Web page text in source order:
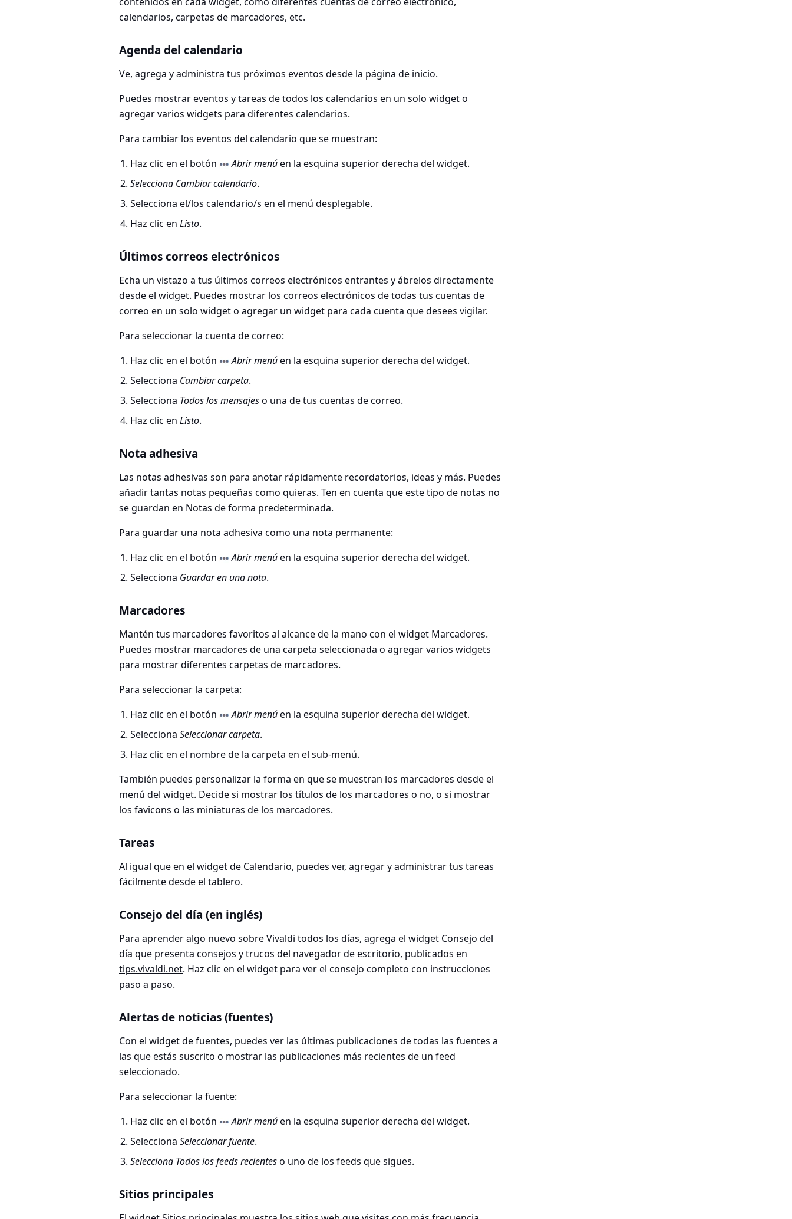
calendarios, carpetas de marcadores, etc.
Agenda del calendario
Ve, agrega y administra tus próximos eventos desde la página de inicio.
Puedes mostrar eventos y tareas de todos los calendarios en un solo widget o
agregar varios widgets para diferentes calendarios.
Para cambiar los eventos del calendario que se muestran:
Haz clic en el botón
Abrir menúen la esquina superior derecha del widget.
Selecciona Cambiar calendario.
Selecciona el/los calendario/s en el menú desplegable.
Haz clic enListo.
Últimos correos electrónicos
Echa un vistazo a tus últimos correos electrónicos entrantes y ábrelos directamente
desde el widget. Puedes mostrar los correos electrónicos de todas tus cuentas de
correo en un solo widget o agregar un widget para cada cuenta que desees vigilar.
Para seleccionar la cuenta de correo:
Haz clic en el botón
Abrir menúen la esquina superior derecha del widget.
Selecciona Cambiar carpeta.
Selecciona Todos los mensajeso una de tus cuentas de correo.
Haz clic enListo.
Nota adhesiva
Las notas adhesivas son para anotar rápidamente recordatorios, ideas y más. Puedes
añadir tantas notas pequeñas como quieras. Ten en cuenta que este tipo de notas no
se guardan en Notas de forma predeterminada.
Para guardar una nota adhesiva como una nota permanente:
Haz clic en el botón
Abrir menúen la esquina superior derecha del widget.
Selecciona Guardar en una nota.
Marcadores
Mantén tus marcadores favoritos al alcance de la mano con el widget Marcadores.
Puedes mostrar marcadores de una carpeta seleccionada o agregar varios widgets
para mostrar diferentes carpetas de marcadores.
Para seleccionar la carpeta:
Haz clic en el botón
Abrir menúen la esquina superior derecha del widget.
SeleccionaSeleccionar carpeta.
Haz clic en el nombre de la carpeta en el sub-menú.
También puedes personalizar la forma en que se muestran los marcadores desde el
menú del widget. Decide si mostrar los títulos de los marcadores o no, o si mostrar
los favicons o las miniaturas de los marcadores.
Tareas
Al igual que en el widget de Calendario, puedes ver, agregar y administrar tus tareas
fácilmente desde el tablero.
Consejo del día (en inglés)
Para aprender algo nuevo sobre Vivaldi todos los días, agrega el widget Consejo del
día que presenta consejos y trucos del navegador de escritorio, publicados en
tips.vivaldi.net. Haz clic en el widget para ver el consejo completo con instrucciones
paso a paso.
Alertas de noticias (fuentes)
Con el widget de fuentes, puedes ver las últimas publicaciones de todas las fuentes a
las que estás suscrito o mostrar las publicaciones más recientes de un feed
seleccionado.
Para seleccionar la fuente:
Haz clic en el botón
Abrir menúen la esquina superior derecha del widget.
SeleccionaSeleccionar fuente.
Selecciona Todos los feeds recienteso uno de los feeds que sigues.
Sitios principales